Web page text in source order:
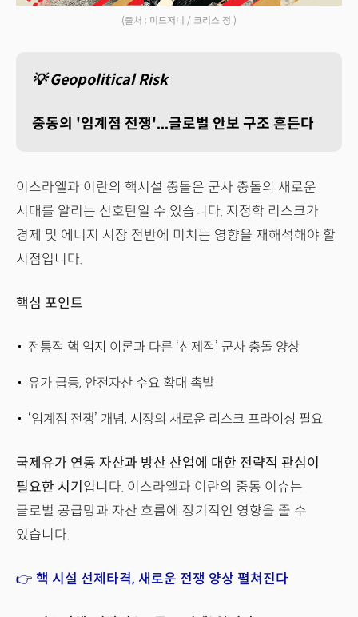
(출처 : 미드저니 / 크리스 정 )
💡 Geopolitical Risk
중동의 '임계점 전쟁'...글로벌 안보 구조 흔든다
이스라엘과 이란의 핵시설 충돌은 군사 충돌의 새로운
시대를 알리는 신호탄일 수 있습니다. 지정학 리스크가
경제 및 에너지 시장 전반에 미치는 영향을 재해석해야 할
시점입니다.
핵심 포인트
전통적 핵 억지 이론과 다른 ‘선제적’ 군사 충돌 양상
유가 급등, 안전자산 수요 확대 촉발
‘임계점 전쟁’ 개념, 시장의 새로운 리스크 프라이싱 필요
국제유가 연동 자산과 방산 산업에 대한 전략적 관심이
필요한 시기 입니다. 이스라엘과 이란의 중동 이슈는
글로벌 공급망과 자산 흐름에 장기적인 영향을 줄 수
있습니다.
👉 핵 시설 선제타격, 새로운 전쟁 양상 펼쳐진다